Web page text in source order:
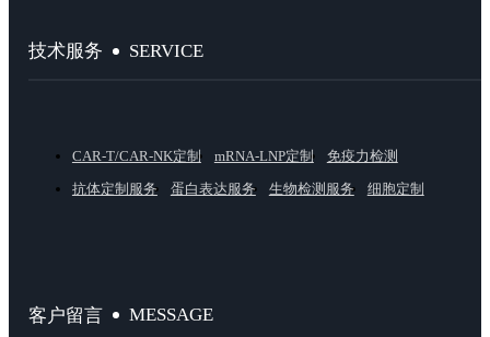
技术服务 SERVICE
CAR-T/CAR-NK定制 mRNA-LNP定制
免疫力检测
抗体定制服务
蛋白表达服务 生物检测服务 细胞定制
客户留言 MESSAGE